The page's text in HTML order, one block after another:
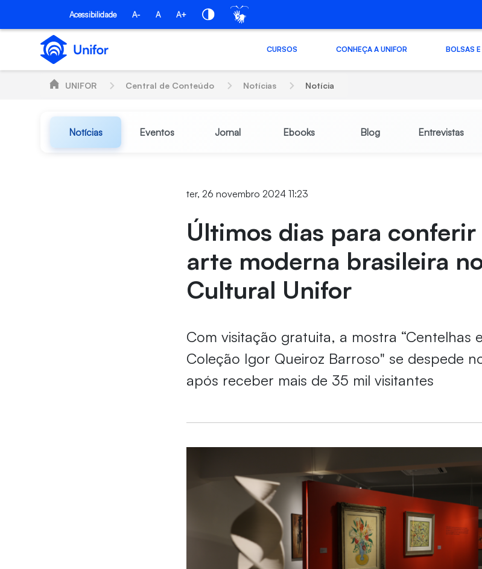
Pular para o Conteúdo principal
Acessibilidade A- A A+
CURSOS CONHEÇA A UNIFOR BOLSAS
UNIFOR Central de Conteúdo Notícias Notícia
Notícias Eventos Jornal Ebooks Blog Entrevistas
ter, 26 novembro 2024 11:23
Últimos dias para
arte moderna brasileira
Cultural Unifor
Com visitação gratuita, a mostra “Centelhas
Coleção Igor Queiroz Barroso" se despede
após receber mais de 35 mil visitantes